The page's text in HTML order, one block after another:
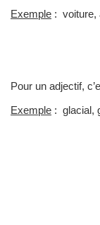
Exemple : voiture,
Pour un adjectif,
Exemple : glacial,